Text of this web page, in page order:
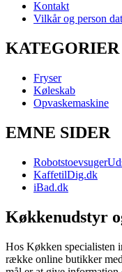
Kontakt
Vilkår og person
KATEGORIER
Fryser
Køleskab
Opvaskemaskine
EMNE SIDER
KaffetilDig.dk
iBad.dk
Køkkenudstyr
Hos Køkken specialisten
række online butikker